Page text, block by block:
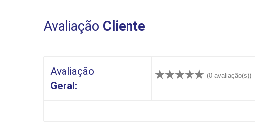
Avaliação Cliente
Avaliação
Geral:
(0 avaliação(s))